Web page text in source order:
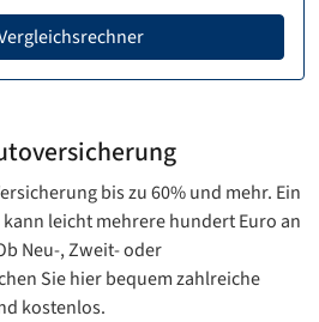
bis zu 60% und mehr. Ein
leicht mehrere hundert Euro an
Neu-, Zweit- oder
Sie hier bequem zahlreiche
kostenlos.